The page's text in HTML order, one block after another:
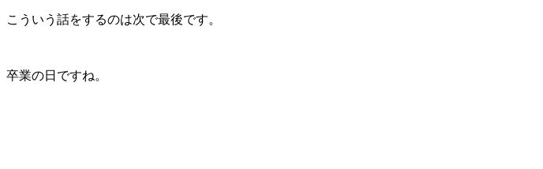
こういう話をするのは次で最後です。
卒業の日ですね。